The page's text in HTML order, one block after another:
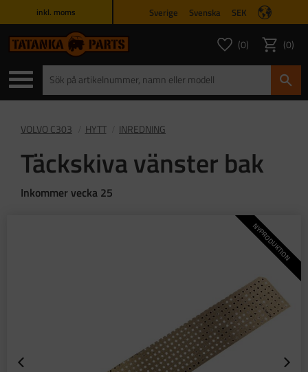
inkl. moms Sverige Svenska SEK
Favoriter
ANTAL
0 Kundvagn
0
VOLVO C303 HYTT INREDNING
Täckskiva vänster bak
Inkommer vecka 25
NYPRODUKTION